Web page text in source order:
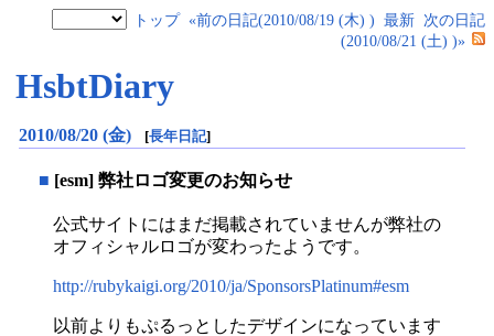
トップ «前の日記(2010/08/19 (木) ) 最新 次の日記
(2010/08/21 (土) )»
HsbtDiary
2010/08/20 (金) [長年日記]
■ [esm] 弊社ロゴ変更のお知らせ
公式サイトにはまだ掲載されていませんが弊社の
オフィシャルロゴが変わったようです。
http://rubykaigi.org/2010/ja/SponsorsPlatinum#esm
以前よりもぷるっとしたデザインになっています